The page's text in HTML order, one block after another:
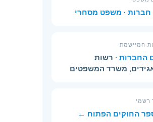
חברות · משפט מסחרי
המיישמת
החברות · רשות
משרד המשפטים
רשמי
החוקים הפתוח ←